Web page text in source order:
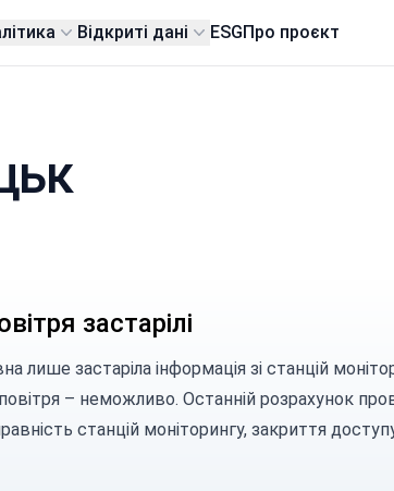
Відкриті дані ESGПро проєкт
застарілі
лише застаріла інформація зі станцій
– неможливо. Останній розрахунок
станцій моніторингу, закриття